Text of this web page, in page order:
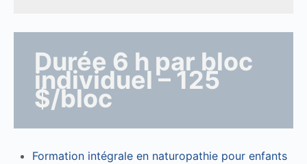
Durée 6 h par bloc
individuel – 125
$/bloc
Formation intégrale en naturopathie pour enfants